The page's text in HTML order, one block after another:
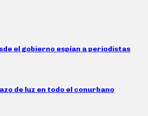
el gobierno espían a periodistas
de luz en todo el conurbano